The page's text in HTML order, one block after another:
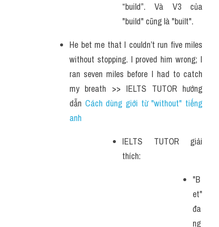
“build”. Và V3 của
"build" cũng là "built".
He bet me that I couldn’t run five miles
without stopping. I proved him wrong; I
ran seven miles before I had to catch
my breath >> IELTS TUTOR hướng
dẫn Cách dùng giới từ "without" tiếng
anh
IELTS TUTOR giải
thích:
"B
et"
đa
ng